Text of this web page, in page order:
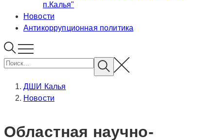
п.Калья"
Новости
Антикоррупционная политика
ДШИ Калья
Новости
Областная научно-